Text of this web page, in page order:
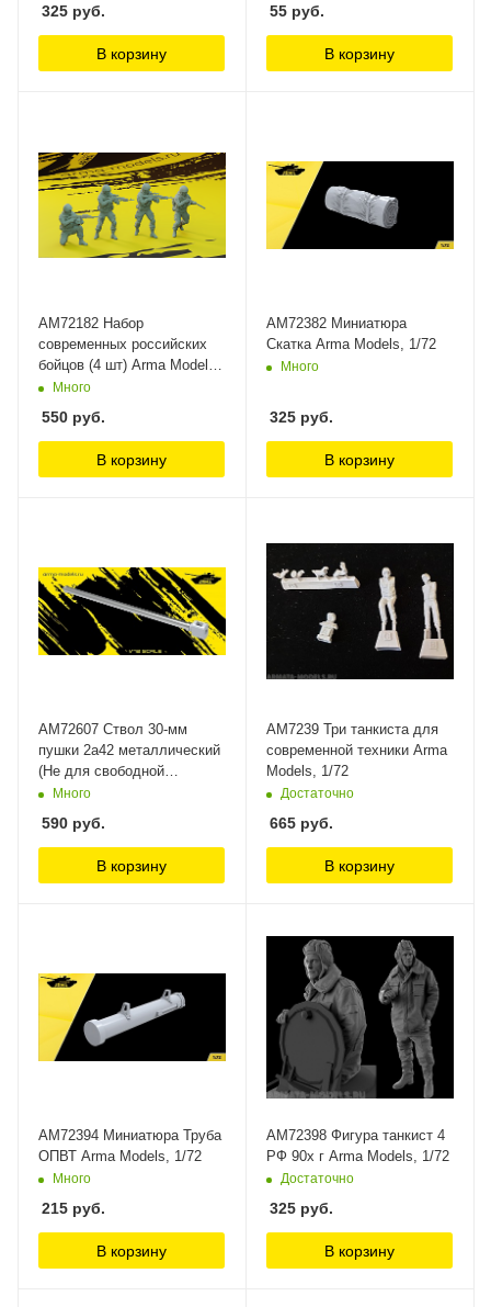
325 руб.
В корзину
55 руб.
В корзину
AM72182 Набор
современных российских
бойцов (4 шт) Arma Models,
1/72Много
550 руб.
В корзину
AM72382 Миниатюра
Скатка Arma Models, 1/72
Много
325 руб.
В корзину
AM72607 Ствол 30-мм
пушки 2а42 металлический
(Не для свободной
продажи) Arma Models
Много
590 руб.
В корзину
AM7239 Три танкиста для
современной техники Arma
Models, 1/72
Достаточно
665 руб.
В корзину
AM72394 Миниатюра Труба
ОПВТ Arma Models, 1/72
Много
215 руб.
В корзину
AM72398 Фигура танкист 4
РФ 90х г Arma Models, 1/72
Достаточно
325 руб.
В корзину